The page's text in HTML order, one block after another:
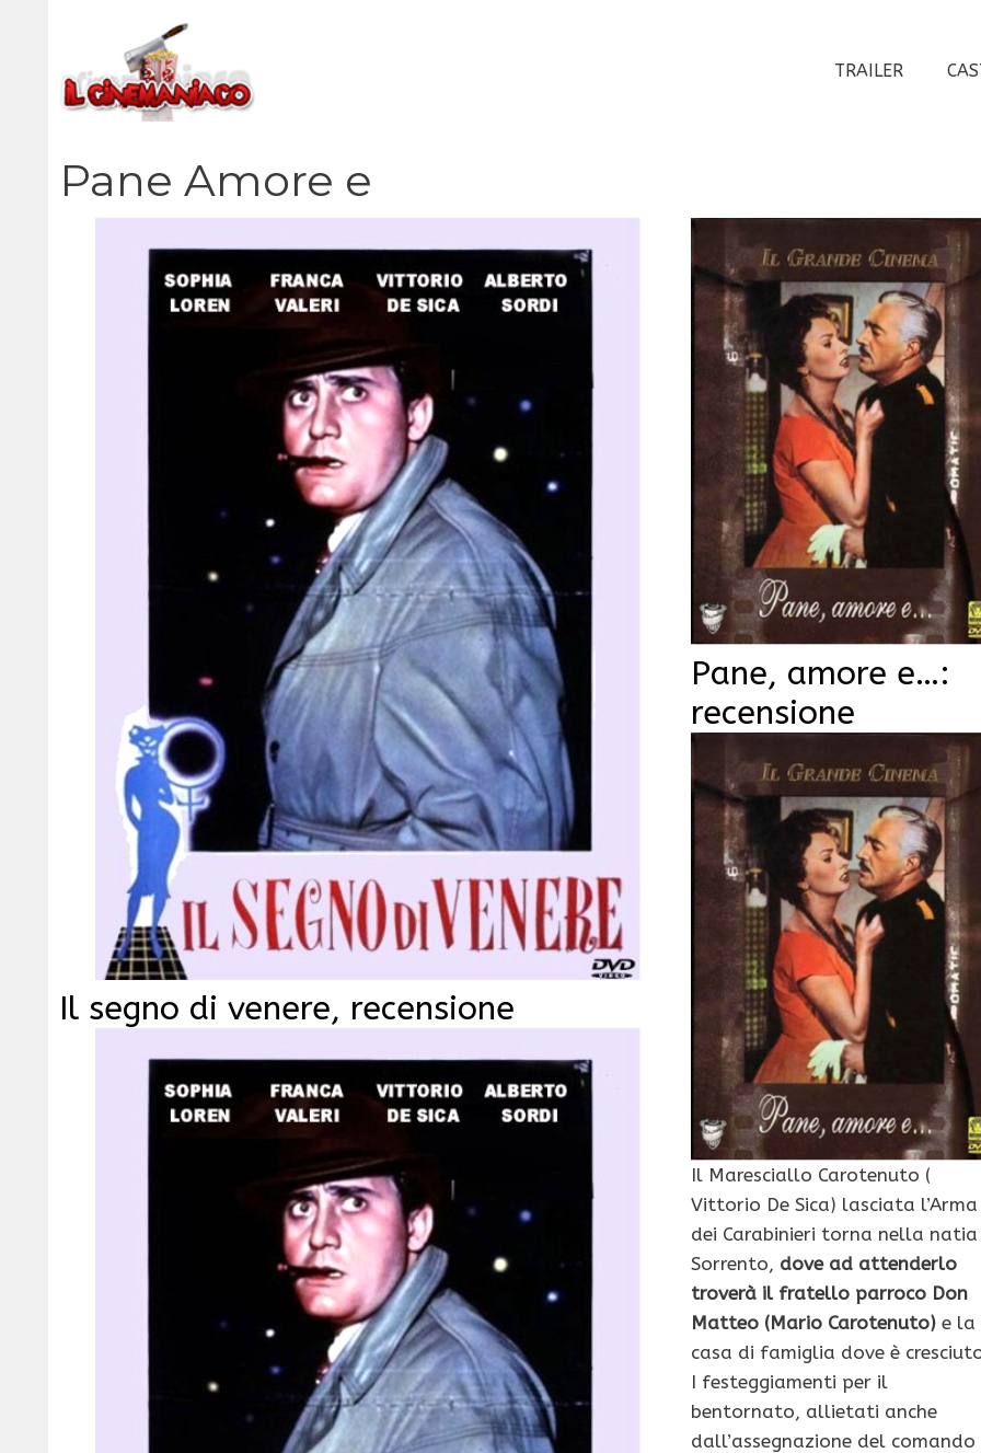
contenuto
TRAILER
Pane Amore e
Il segno di venere, recensione
Pane, amore e…:
recensione
Il Maresciallo Carotenuto (
Vittorio De Sica) lasciata l’Arma
dei Carabinieri torna nella natia
Sorrento, dove ad attenderlo
troverà il fratello parroco Don
Matteo (Mario Carotenuto)e la
casa di famiglia dove è
I festeggiamenti per il
bentornato, allietati anche
dall’assegnazione del comando